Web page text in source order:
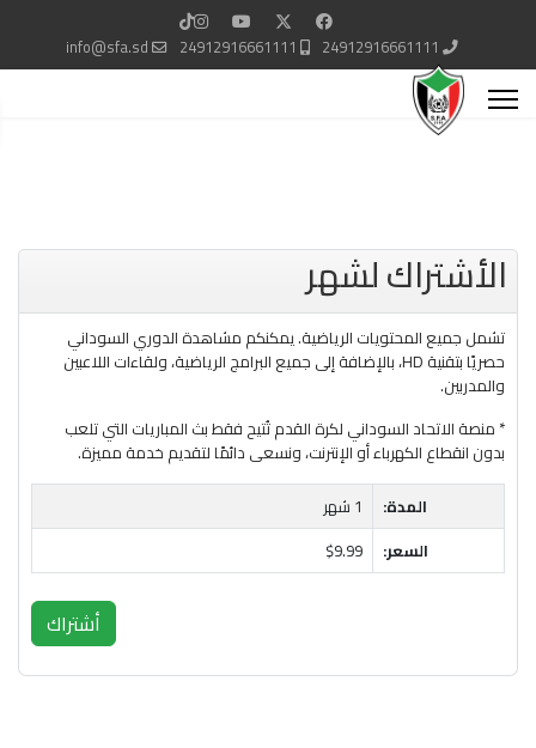
24912916661111
24912916661111
info@sfa.sd
الأشتراك لشهر
تشمل جميع المحتويات الرياضية. يمكنكم مشاهدة الدوري السوداني
حصريًا بتقنية HD، بالإضافة إلى جميع البرامج الرياضية، ولقاءات اللاعبين
والمدربين.
* منصة الاتحاد السوداني لكرة القدم تُتيح فقط بث المباريات التي تلعب
بدون انقطاع الكهرباء أو الإنترنت، ونسعى دائمًا لتقديم خدمة مميزة.
المدة:
1 شهر
السعر:
$9.99
أشتراك